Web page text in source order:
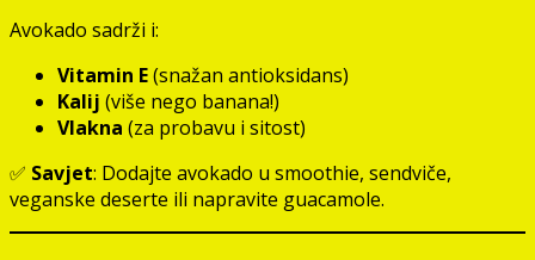
Avokado sadrži i:
Vitamin E(snažan antioksidans)
Kalij (više nego banana!)
Vlakna (za probavu i sitost)
✅ Savjet: Dodajte avokado u smoothie, sendviče,
veganske deserte ili napravite guacamole.